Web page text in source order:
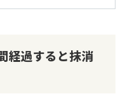
経過すると抹消